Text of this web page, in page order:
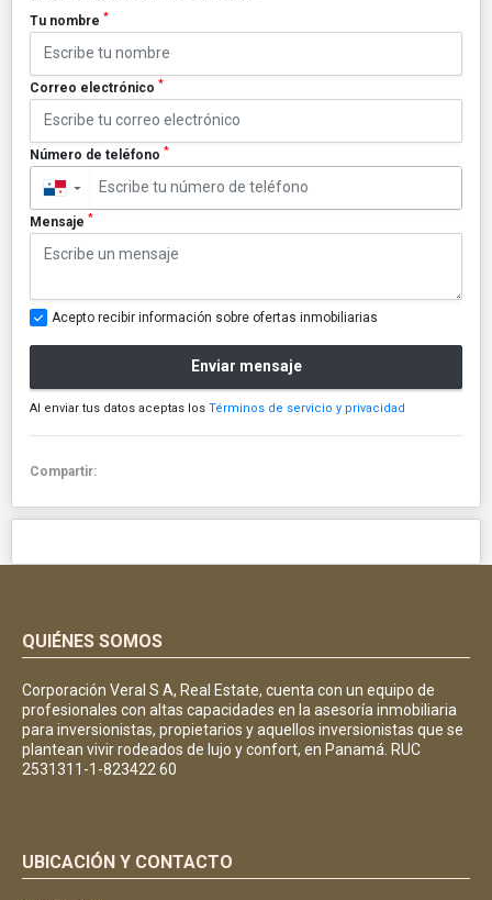
Tu nombre *
Correo electrónico *
Número de teléfono *
▼
Mensaje *
Acepto recibir información sobre ofertas inmobiliarias
Enviar mensaje
Al enviar tus datos aceptas los Términos de servicio y privacidad
Compartir:
QUIÉNES SOMOS
Corporación Veral S A, Real Estate, cuenta con un equipo de
profesionales con altas capacidades en la asesoría inmobiliaria
para inversionistas, propietarios y aquellos inversionistas que se
plantean vivir rodeados de lujo y confort, en Panamá. RUC
2531311-1-823422 60
UBICACIÓN Y CONTACTO